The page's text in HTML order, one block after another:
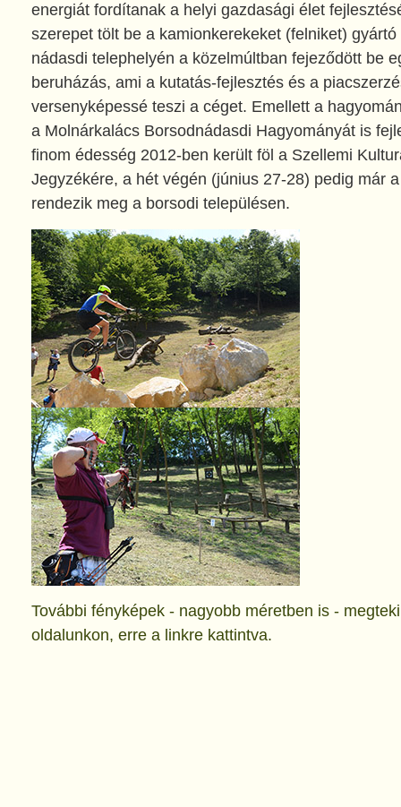
energiát fordítanak a helyi gazdasági élet
szerepet tölt be a kamionkerekeket (felniket)
nádasdi telephelyén a közelmúltban fejeződött be
beruházás, ami a kutatás-fejlesztés és a
versenyképessé teszi a céget. Emellett a
a Molnárkalács Borsodnádasdi Hagyományát is
finom édesség 2012-ben került föl a Szellemi
Jegyzékére, a hét végén (június 27-28) pedig már
rendezik meg a borsodi településen.
További fényképek - nagyobb méretben is -
oldalunkon, erre a linkre kattintva.